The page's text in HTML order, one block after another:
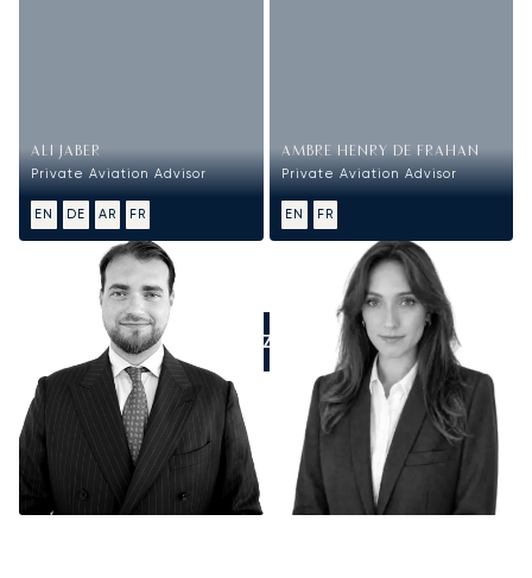
ALI JABER
Private Aviation Advisor
EN DE AR FR
AMBRE HENRY DE FRAHAN
Private Aviation Advisor
EN FR
APPELEZ-NOUS